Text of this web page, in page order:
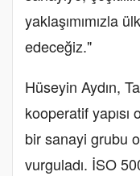
yaklaşımımızla
edeceğiz."
Hüseyin Aydın,
kooperatif yapısı
bir sanayi grubu
vurguladı. İSO